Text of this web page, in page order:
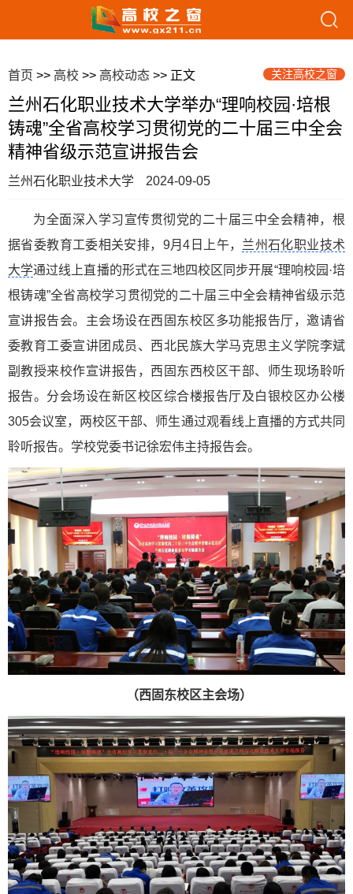
首页 >> 高校 >> 高校动态 >> 正文 关注高校之窗
兰州石化职业技术大学举办“理响校园·培根
铸魂”全省高校学习贯彻党的二十届三中全会
精神省级示范宣讲报告会
兰州石化职业技术大学 2024-09-05
为全面深入学习宣传贯彻党的二十届三中全会精神，根
据省委教育工委相关安排，9月4日上午， 兰州石化职业技术
大学通过线上直播的形式在三地四校区同步开展“理响校园·培
根铸魂”全省高校学习贯彻党的二十届三中全会精神省级示范
宣讲报告会。主会场设在西固东校区多功能报告厅，邀请省
委教育工委宣讲团成员、西北民族大学马克思主义学院李斌
副教授来校作宣讲报告，西固东西校区干部、师生现场聆听
报告。分会场设在新区校区综合楼报告厅及白银校区办公楼
305会议室，两校区干部、师生通过观看线上直播的方式共同
聆听报告。学校党委书记徐宏伟主持报告会。
（西固东校区主会场）